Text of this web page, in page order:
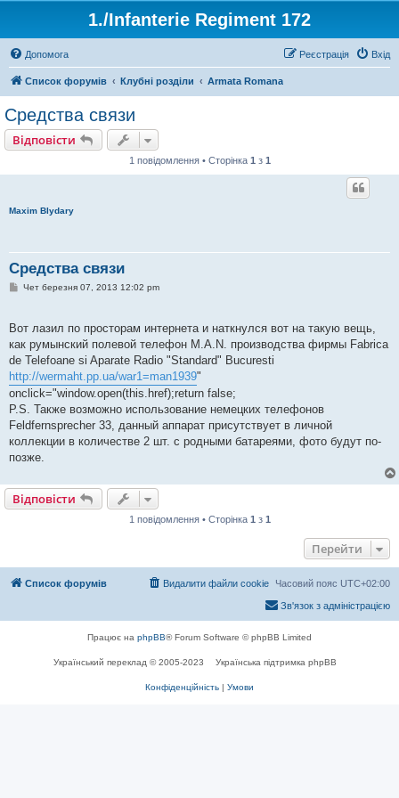
1./Infanterie Regiment 172
Допомога Вхід
Реєстрація
Список форумів Клубні розділи Armata Romana
Средства связи
Відповісти
1 повідомлення • Сторінка 1 з 1
Maxim Blydary
Средства связи
П
д
м
л
е
н
н
я
Чет березня 07, 2013 12:02 pm
Вот лазил по просторам интернета и наткнулся вот на такую вещь,
как румынский полевой телефон M.A.N. производства фирмы Fabrica
de Telefoane si Aparate Radio "Standard" Bucuresti
http://wermaht.pp.ua/war1=man1939"
onclick="window.open(this.href);return false;
P.S. Также возможно использование немецких телефонов
Feldfernsprecher 33, данный аппарат присутствует в личной
коллекции в количестве 2 шт. с родными батареями, фото будут по-
позже.
Відповісти
1 повідомлення • Сторінка 1 з 1
Перейти
Список форумів Часовий пояс UTC+02:00
Видалити файли cookie
Зв'язок з адміністрацією
Працює на phpBB® Forum Software © phpBB Limited
Український переклад © 2005-2023 Українська підтримка phpBB
Конфіденційність | Умови